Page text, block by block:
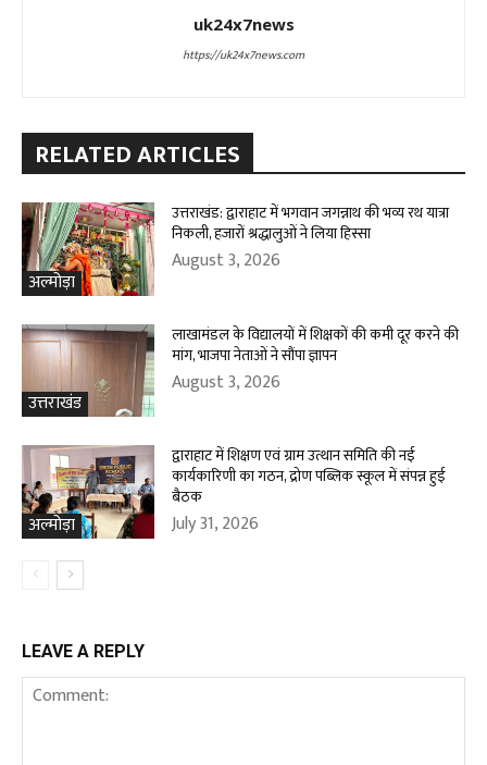
uk24x7news
https://uk24x7news.com
RELATED ARTICLES
अल्मोड़ा
उत्तराखंड: द्वाराहाट में भगवान जगन्नाथ की भव्य रथ यात्रा
निकली, हजारों श्रद्धालुओं ने लिया हिस्सा
August 3, 2026
उत्तराखंड
लाखामंडल के विद्यालयों में शिक्षकों की कमी दूर करने की
मांग, भाजपा नेताओं ने सौंपा ज्ञापन
August 3, 2026
अल्मोड़ा
द्वाराहाट में शिक्षण एवं ग्राम उत्थान समिति की नई
कार्यकारिणी का गठन, द्रोण पब्लिक स्कूल में संपन्न हुई
बैठक
July 31, 2026
LEAVE A REPLY